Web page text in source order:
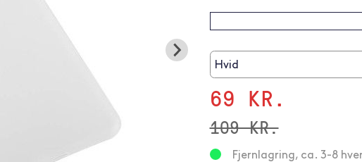
Hvid
69 KR.
109 KR.
Fjernlagring, ca. 3-8